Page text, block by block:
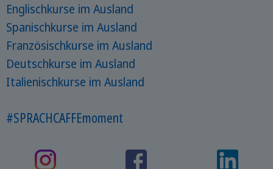
Englischkurse im Ausland
Spanischkurse im Ausland
Französischkurse im Ausland
Deutschkurse im Ausland
Italienischkurse im Ausland
#SPRACHCAFFEmoment